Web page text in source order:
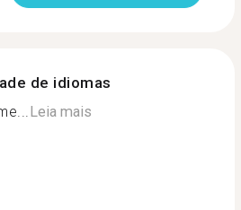
de idiomas
Leia mais